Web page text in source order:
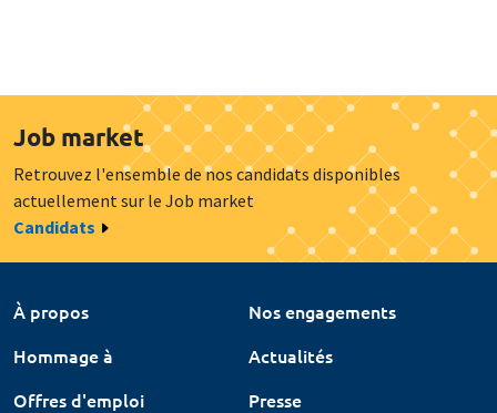
Job market
Retrouvez l'ensemble de nos candidats disponibles
actuellement sur le Job market
Candidats
À propos
Nos engagements
Hommage à
Actualités
Offres d'emploi
Presse